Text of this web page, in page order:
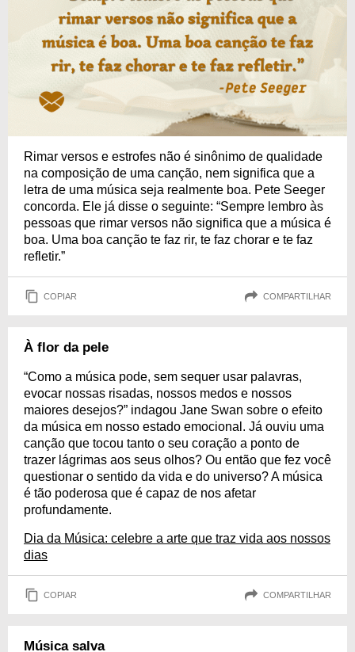
Rimar versos e estrofes não é sinônimo de qualidade
na composição de uma canção, nem significa que a
letra de uma música seja realmente boa. Pete Seeger
concorda. Ele já disse o seguinte: “Sempre lembro às
pessoas que rimar versos não significa que a música é
boa. Uma boa canção te faz rir, te faz chorar e te faz
refletir.”
COPIAR COMPARTILHAR
À flor da pele
“Como a música pode, sem sequer usar palavras,
evocar nossas risadas, nossos medos e nossos
maiores desejos?” indagou Jane Swan sobre o efeito
da música em nosso estado emocional. Já ouviu uma
canção que tocou tanto o seu coração a ponto de
trazer lágrimas aos seus olhos? Ou então que fez você
questionar o sentido da vida e do universo? A música
é tão poderosa que é capaz de nos afetar
profundamente.
Dia da Música: celebre a arte que traz vida aos nossos
dias
COPIAR COMPARTILHAR
Música salva